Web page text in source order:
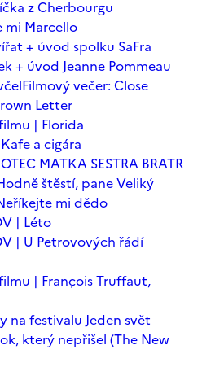
z Cherbourgu
mi Marcello
+ úvod spolku SaFra
+ úvod Jeanne Pommeau
Filmový večer: Close
Letter
| Florida
Kafe a cigára
MATKA SESTRA BRATR
štěstí, pane Veliký
mi dědo
| Léto
| U Petrovových řádí
| François Truffaut,
na festivalu Jeden svět
který nepřišel (The New